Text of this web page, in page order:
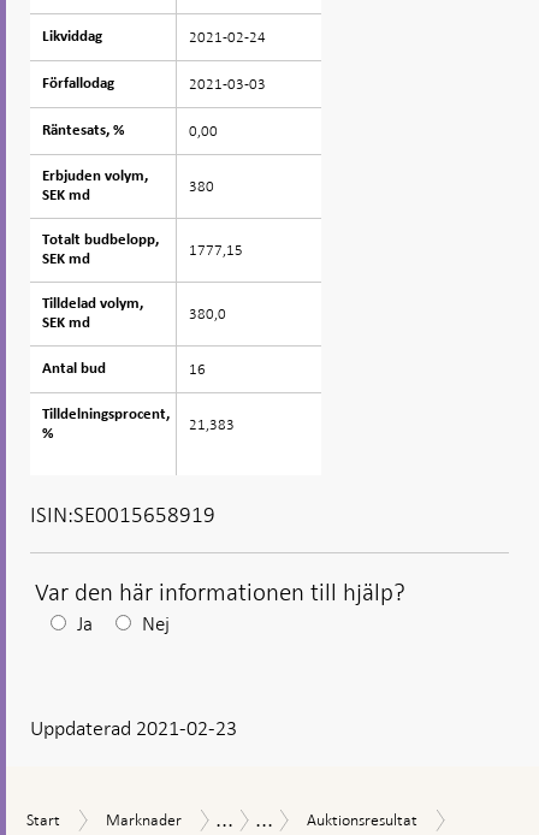
Likviddag
Förfallodag
Räntesats, %
Erbjuden volym,
SEK md
Totalt budbelopp,
SEK md
Tilldelad volym,
SEK md
Antal bud
Tilldelningsprocent,
%
Likviddag 2021-02-24
Förfallodag 2021-03-03
Räntesats, % 0,00
Erbjuden volym,
SEK md
380
Totalt budbelopp,
SEK md
1777,15
Tilldelad volym,
SEK md
380,0
Antal bud 16
Tilldelningsprocent,
%
21,383
ISIN:SE0015658919
Var den här informationen till hjälp?
Efter
visas
Ja Nej
Uppdaterad 2021-02-23
Start
Start Marknader
Marknader Marknadsoperationer
... Riksbankscertifikat
... Auktionsresultat
Auktionsresultat